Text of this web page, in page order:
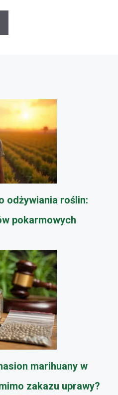
odżywiania roślin:
pokarmowych
marihuany w
zakazu uprawy?